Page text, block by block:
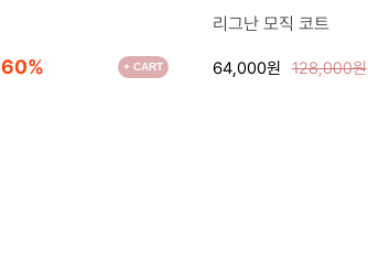
60% + CART
리그난 모직 코트
64,000원 128,000원